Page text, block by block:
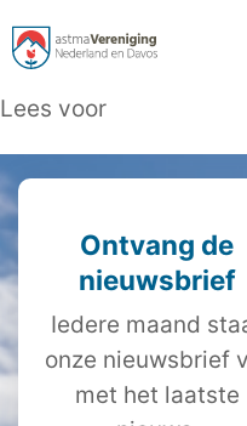
Lees voor
Ontvang de
nieuwsbrief
Iedere maand
onze nieuwsbrief
met het laatste